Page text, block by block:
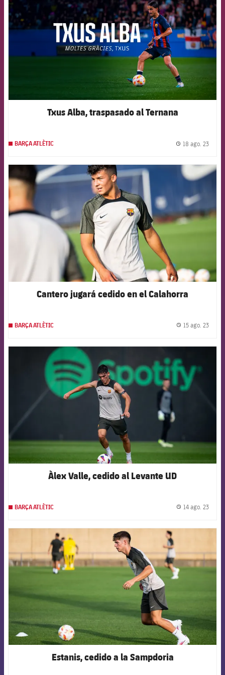
Txus Alba, traspasado al Ternana
BARÇA ATLÈTIC 18 ago. 23
FCB Barcelona badge
Cantero jugará cedido en el Calahorra
BARÇA ATLÈTIC 15 ago. 23
Àlex Valle, cedido al Levante UD
BARÇA ATLÈTIC 14 ago. 23
FCB Barcelona badge
Estanis, cedido a la Sampdoria